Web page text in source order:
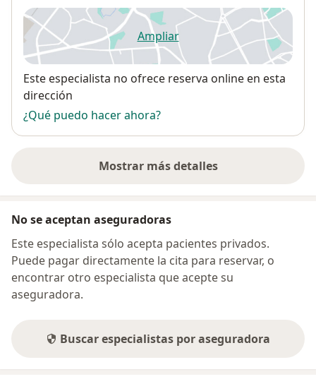
Ampliarse abre en una nueva
Disponibilidad
Este especialista no ofrece reserva online en esta
dirección
¿Qué puedo hacer ahora?
Mostrar más detalles
sobre la dirección
No se aceptan aseguradoras
Este especialista sólo acepta pacientes privados.
Puede pagar directamente la cita para reservar, o
encontrar otro especialista que acepte su
aseguradora.
Buscar especialistas por aseguradora